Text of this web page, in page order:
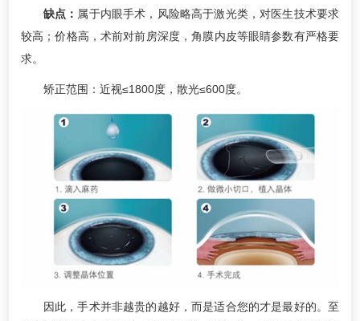
缺点： 属于内眼手术，风险略高于激光类，对医生技术要求
较高；价格高，术前对前房深度，角膜内皮等眼睛参数有严格要
求。
矫正范围：近视≤1800度，散光≤600度。
因此，手术并非越贵的越好，而是适合您的才是最好的。至